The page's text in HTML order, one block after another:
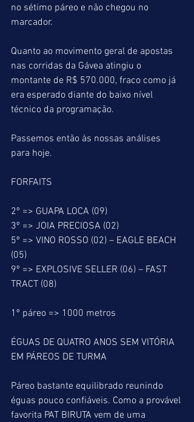
no sétimo páreo e não chegou no
marcador.
Quanto ao movimento geral de apostas
nas corridas da Gávea atingiu o
montante de R$ 570.000, fraco como já
era esperado diante do baixo nível
técnico da programação.
Passemos então às nossas análises
para hoje.
FORFAITS
2º => GUAPA LOCA (09)
3º => JOIA PRECIOSA (02)
5º => VINO ROSSO (02) – EAGLE BEACH
(05)
9º => EXPLOSIVE SELLER (06) – FAST
TRACT (08)
1º páreo => 1000 metros
ÉGUAS DE QUATRO ANOS SEM VITÓRIA
EM PÁREOS DE TURMA
Páreo bastante equilibrado reunindo
éguas pouco confiáveis. Como a provável
favorita PAT BIRUTA vem de uma